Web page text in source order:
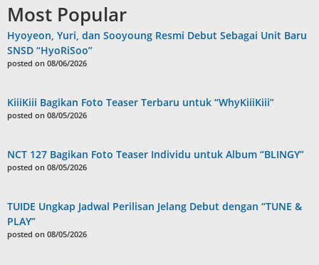
Most Popular
Hyoyeon, Yuri, dan Sooyoung Resmi Debut Sebagai Unit Baru
SNSD “HyoRiSoo”
posted on 08/06/2026
KiiiKiii Bagikan Foto Teaser Terbaru untuk “WhyKiiiKiii”
posted on 08/05/2026
NCT 127 Bagikan Foto Teaser Individu untuk Album “BLINGY”
posted on 08/05/2026
TUIDE Ungkap Jadwal Perilisan Jelang Debut dengan “TUNE &
PLAY”
posted on 08/05/2026